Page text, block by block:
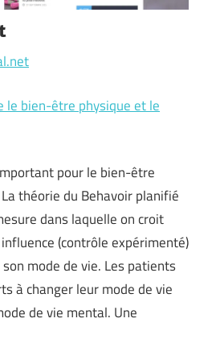
le bien-être physique et le
pour le bien-être
théorie du Behavoir planifié
dans laquelle on croit
(contrôle expérimenté)
mode de vie. Les patients
à changer leur mode de vie
de vie mental. Une